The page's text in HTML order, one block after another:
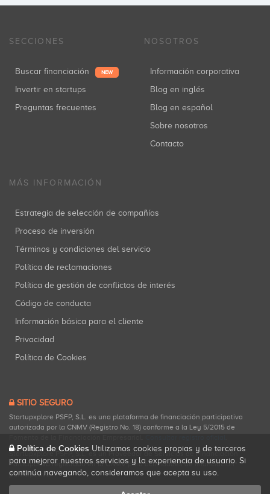
SECCIONES
Buscar financiación NEW
Invertir en startups
Preguntas frecuentes
NOSOTROS
Información corporativa
Blog en inglés
Blog en español
Sobre nosotros
Contacto
MÁS INFORMACIÓN
Estrategia de selección de compañías
Proceso de inversión
Términos y condiciones del servicio
Política de reclamaciones
Política de gestión de conflictos de interés
Código de conducta
Información básica para el cliente
Privacidad
Política de Cookies
SITIO SEGURO
Startupxplore PSFP, S.L. es una plataforma de financiación participativa
autorizada por la CNMV (Registro No. 18) conforme a la Ley 5/2015 de
Startupxplore PSFP, S.L. es un Proveedor de Servicios de Financiación
Participativa registrado en la CNMV para actividades de financiación
participativa.
Política de Cookies Utilizamos cookies propias y de terceros
para mejorar nuestros servicios y la experiencia de usuario. Si
continúa navegando, consideramos que acepta su uso.